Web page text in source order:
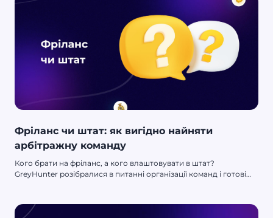
Фріланс чи штат: як вигідно найняти
арбітражну команду
Кого брати на фріланс, а кого влаштовувати в штат?
GreyHunter розібралися в питанні організації команд і готові